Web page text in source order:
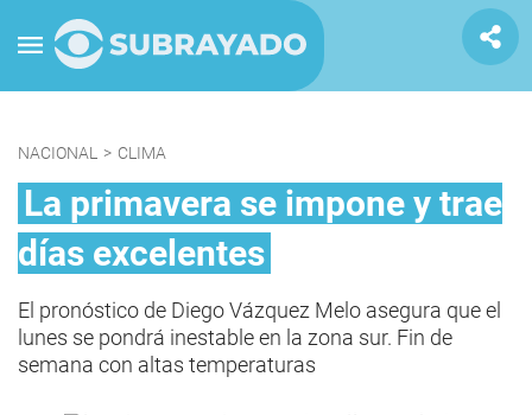
NACIONAL > CLIMA
La primavera se impone y trae
días excelentes
El pronóstico de Diego Vázquez Melo asegura que el
lunes se pondrá inestable en la zona sur. Fin de
semana con altas temperaturas